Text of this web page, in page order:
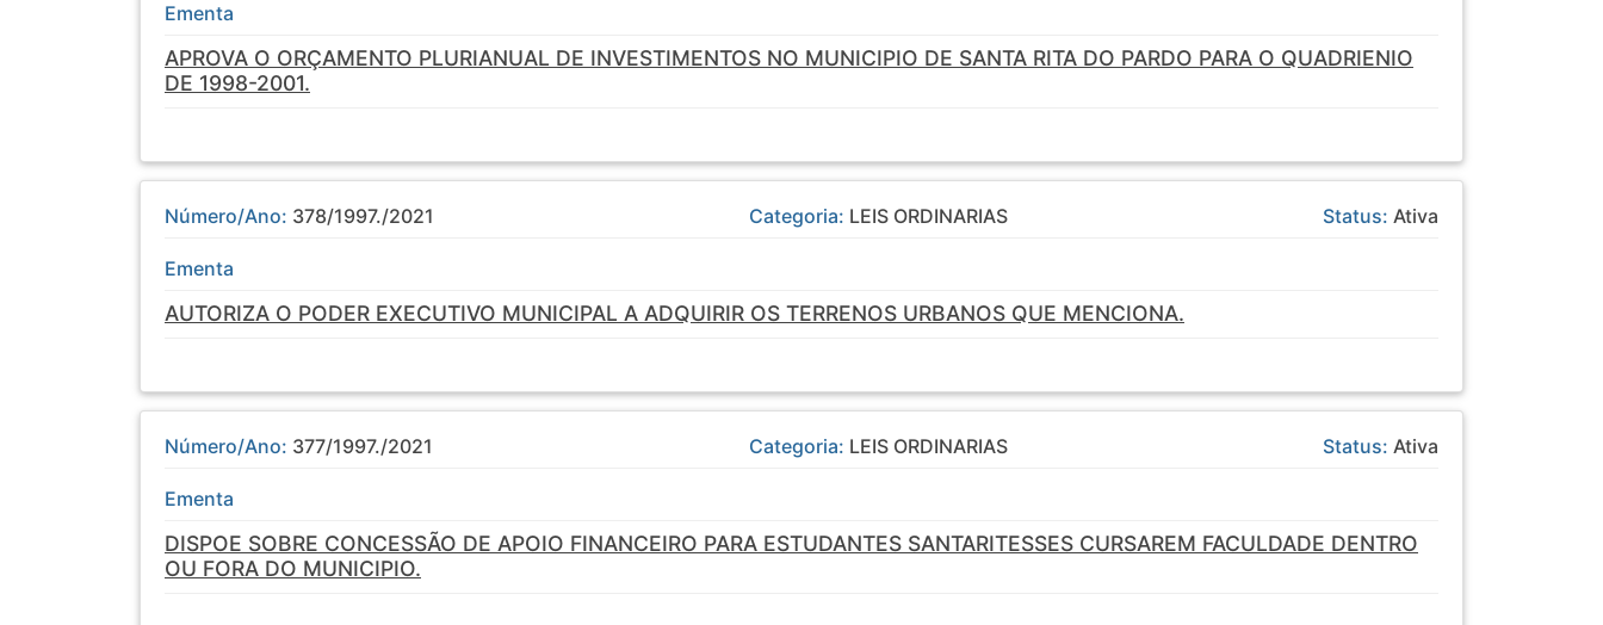
Ementa
APROVA O ORÇAMENTO PLURIANUAL DE INVESTIMENTOS NO MUNICIPIO DE SANTA RITA DO PARDO PARA O QUADRIENIO
DE 1998-2001.
Número/Ano: 378/1997./2021 Categoria: LEIS ORDINARIAS Status: Ativa
Ementa
AUTORIZA O PODER EXECUTIVO MUNICIPAL A ADQUIRIR OS TERRENOS URBANOS QUE MENCIONA.
Número/Ano: 377/1997./2021 Categoria: LEIS ORDINARIAS Status: Ativa
Ementa
DISPOE SOBRE CONCESSÃO DE APOIO FINANCEIRO PARA ESTUDANTES SANTARITESSES CURSAREM FACULDADE DENTRO
OU FORA DO MUNICIPIO.